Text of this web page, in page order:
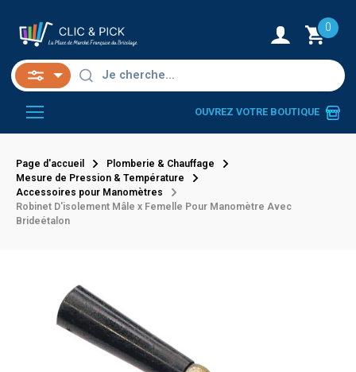
0
OUVREZ VOTRE BOUTIQUE
Page d'accueil
Plomberie & Chauffage
Mesure de Pression & Température
Accessoires pour Manomètres
Robinet D'isolement Mâle x Femelle Pour Manomètre Avec
Brideétalon